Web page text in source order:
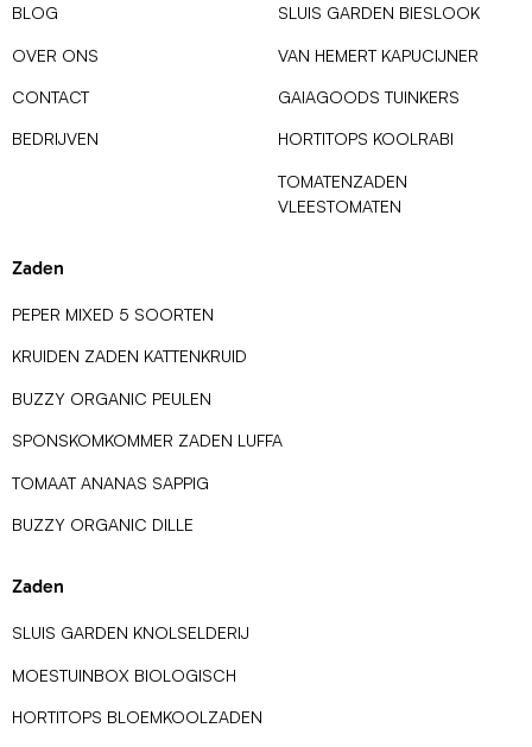
BLOG
OVER ONS
CONTACT
BEDRIJVEN
SLUIS GARDEN BIESLOOK
VAN HEMERT KAPUCIJNER
GAIAGOODS TUINKERS
HORTITOPS KOOLRABI
TOMATENZADEN
VLEESTOMATEN
Zaden
PEPER MIXED 5 SOORTEN
KRUIDEN ZADEN KATTENKRUID
BUZZY ORGANIC PEULEN
SPONSKOMKOMMER ZADEN LUFFA
TOMAAT ANANAS SAPPIG
BUZZY ORGANIC DILLE
Zaden
SLUIS GARDEN KNOLSELDERIJ
MOESTUINBOX BIOLOGISCH
HORTITOPS BLOEMKOOLZADEN